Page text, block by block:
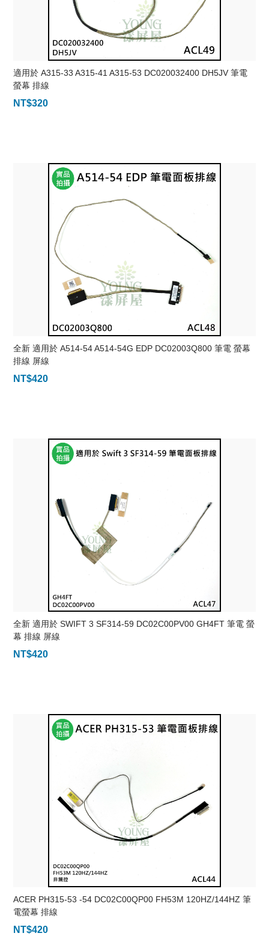
適用於 A315-33 A315-41 A315-53 DC020032400 DH5JV 筆電
螢幕 排線
NT$320
全新 適用於 A514-54 A514-54G EDP DC02003Q800 筆電 螢幕
排線 屏線
NT$420
全新 適用於 SWIFT 3 SF314-59 DC02C00PV00 GH4FT 筆電 螢
幕 排線 屏線
NT$420
ACER PH315-53 -54 DC02C00QP00 FH53M 120HZ/144HZ 筆
電螢幕 排線
NT$420